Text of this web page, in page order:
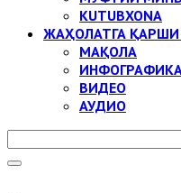
KUTUBXONA
ЖАҲОЛАТГА
МАҚОЛА
ВИДЕО
АУДИО